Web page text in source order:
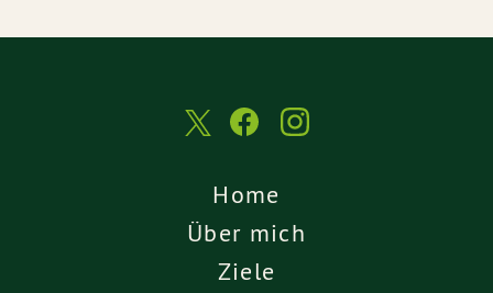
Home
Über mich
Ziele